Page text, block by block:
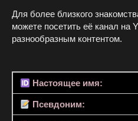
Для более близкого
можете посетить её канал на
разнообразным контентом.
Настоящее имя:
Псевдоним: